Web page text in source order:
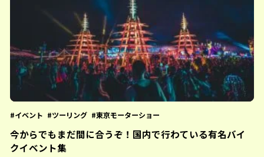
イベント ツーリング 東京モーターショー
今からでもまだ間に合うぞ！国内で行わている有名バイ
クイベント集